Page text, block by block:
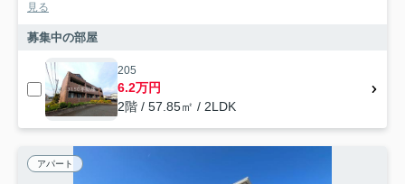
見る
募集中の部屋
205
6.2万円
2階 / 57.85㎡ / 2LDK
アパート